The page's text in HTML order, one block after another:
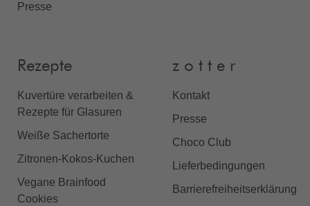
Presse
Rezepte
Kuvertüre verarbeiten &
Rezepte für Glasuren
Weiße Sachertorte
Zitronen-Kokos-Kuchen
Vegane Brainfood
Cookies
z o t t e r
Kontakt
Presse
Choco Club
Lieferbedingungen
Barrierefreiheitserklärung